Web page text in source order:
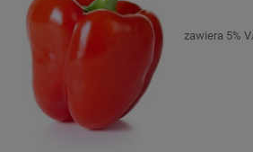
zawiera 5%